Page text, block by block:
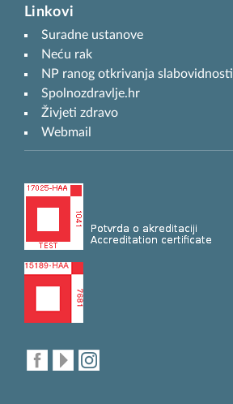
Linkovi
Suradne ustanove
Neću rak
NP ranog otkrivanja slabovidnosti
Spolnozdravlje.hr
Živjeti zdravo
Webmail